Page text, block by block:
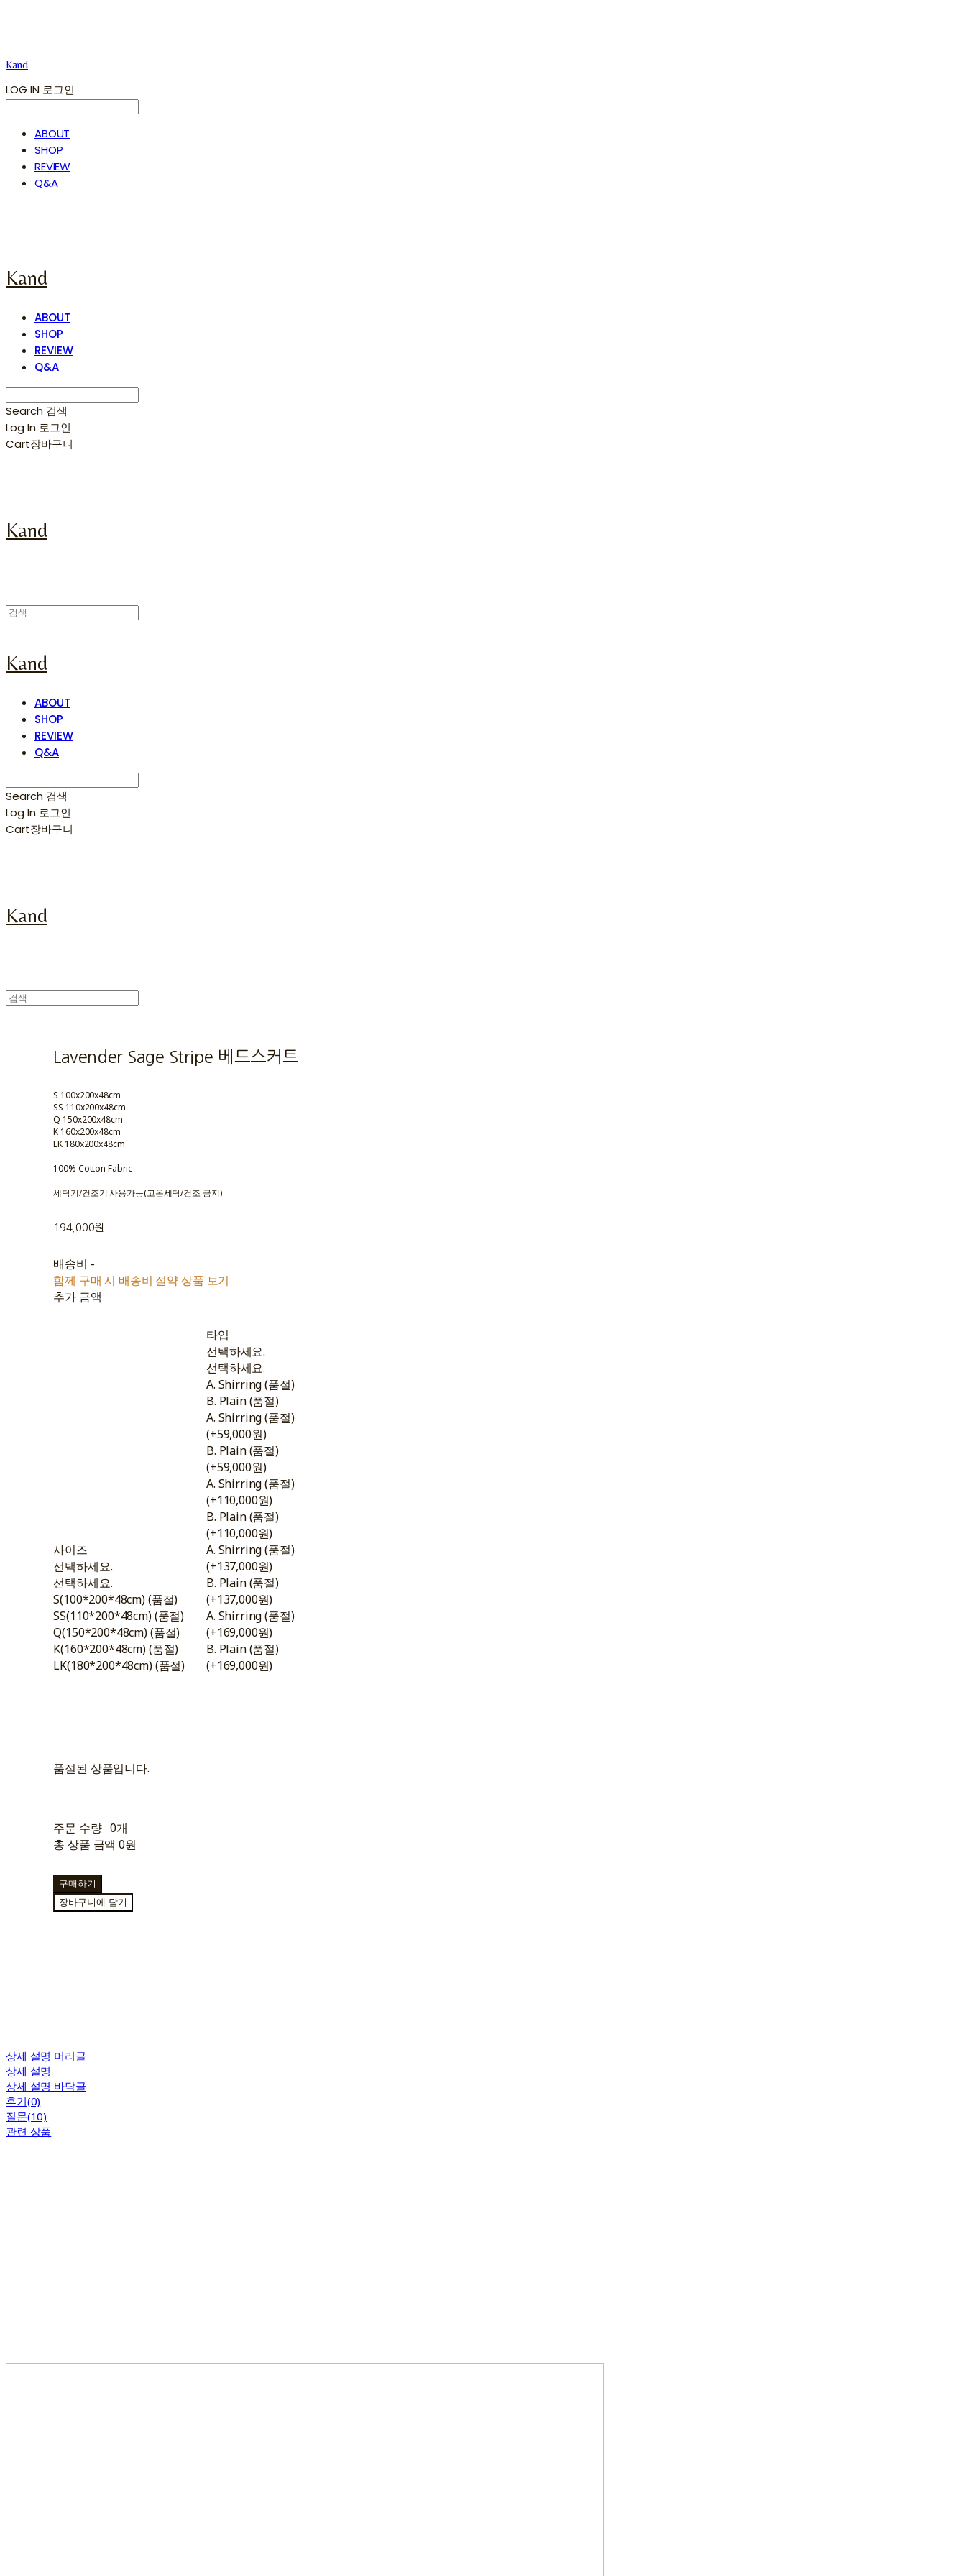
Kand
LOG IN 로그인
ABOUT
SHOP
REVIEW
Q&A
Kand
ABOUT
SHOP
REVIEW
Q&A
Search 검색
Log In 로그인
Cart장바구니
Kand
Kand
ABOUT
SHOP
REVIEW
Q&A
Search 검색
Log In 로그인
Cart장바구니
Kand
Lavender Sage Stripe 베드스커트
S 100x200x48cm
SS 110x200x48cm
Q 150x200x48cm
K 160x200x48cm
LK 180x200x48cm
100% Cotton Fabric
세탁기/건조기 사용가능(고온세탁/건조 금지)
194,000원
배송비 -
함께 구매 시 배송비 절약 상품 보기
추가 금액
사이즈
선택하세요.
선택하세요.
S(100*200*48cm) (품절)
SS(110*200*48cm) (품절)
Q(150*200*48cm) (품절)
K(160*200*48cm) (품절)
LK(180*200*48cm) (품절)
타입
선택하세요.
선택하세요.
A. Shirring (품절)
B. Plain (품절)
A. Shirring (품절)
(+59,000원)
B. Plain (품절)
(+59,000원)
A. Shirring (품절)
(+110,000원)
B. Plain (품절)
(+110,000원)
A. Shirring (품절)
(+137,000원)
B. Plain (품절)
(+137,000원)
A. Shirring (품절)
(+169,000원)
B. Plain (품절)
(+169,000원)
품절된 상품입니다.
주문 수량 0개
총 상품 금액 0원
구매하기
장바구니에 담기
상세 설명 머리글
상세 설명
상세 설명 바닥글
후기(0)
질문(10)
관련 상품